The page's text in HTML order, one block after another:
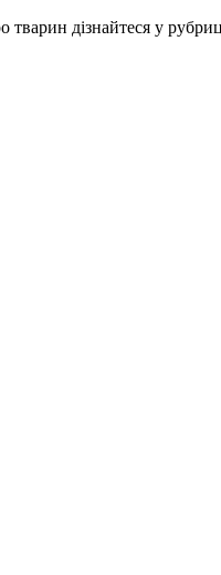
дізнайтеся у